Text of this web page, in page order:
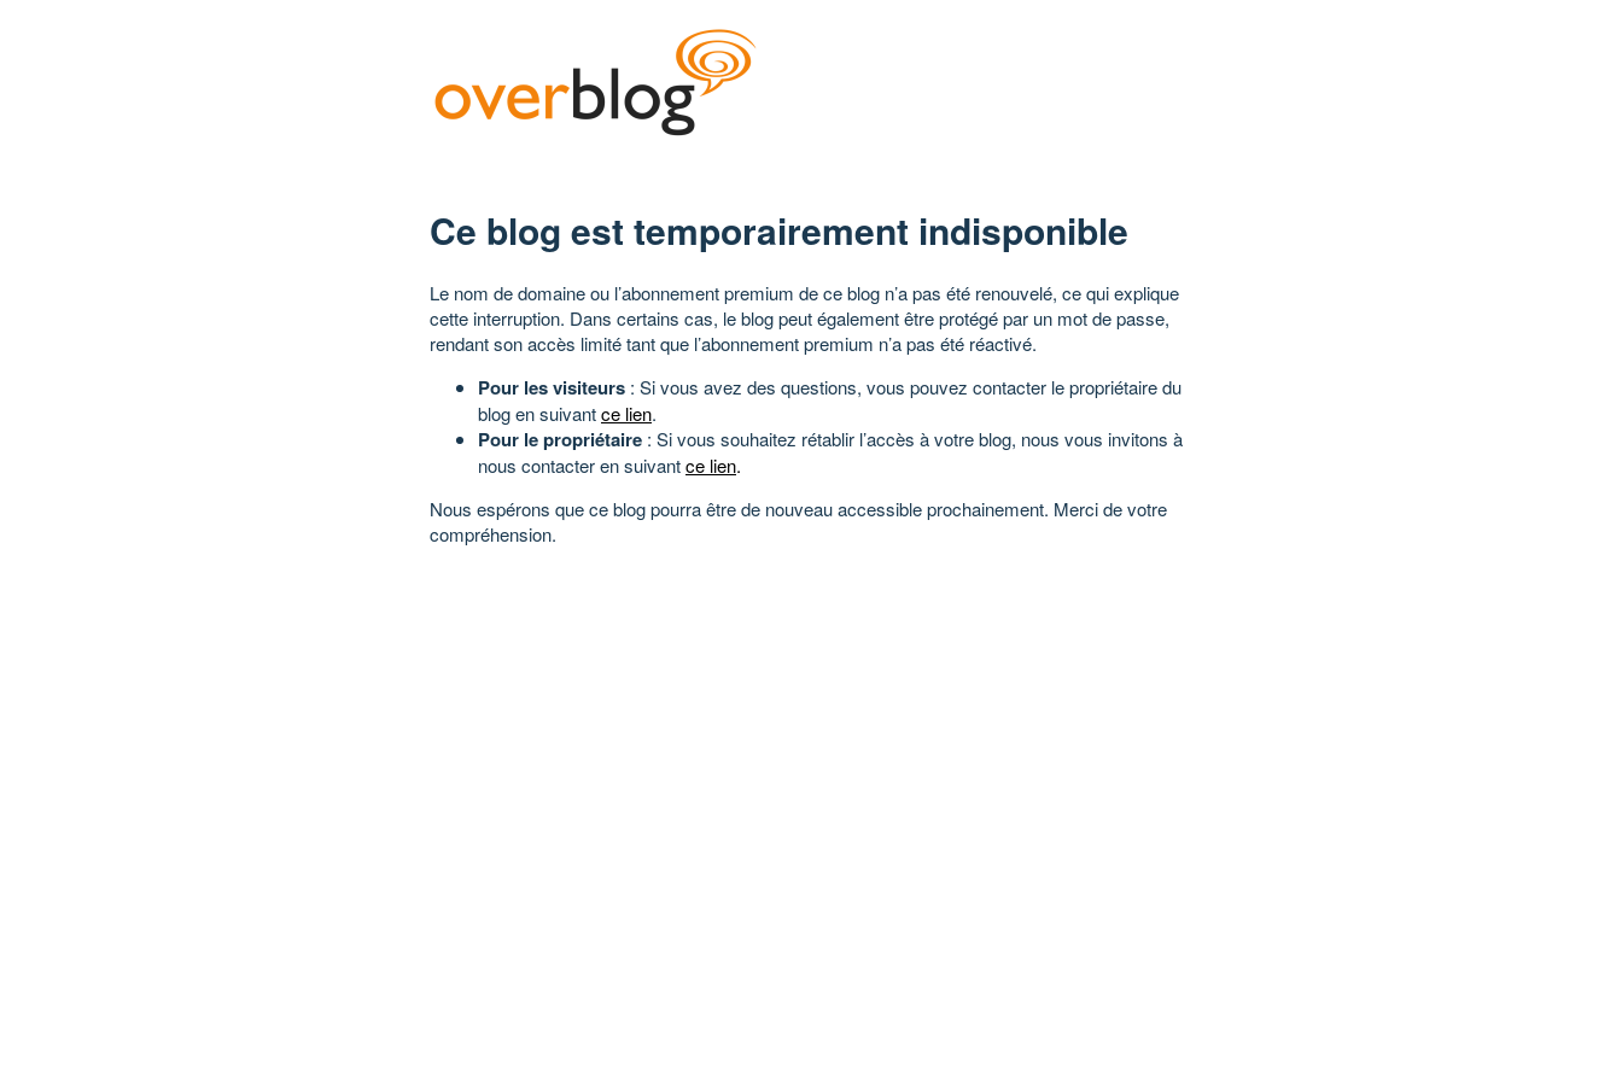
Ce blog est temporairement indisponible
Le nom de domaine ou l’abonnement premium de ce blog n’a pas été renouvelé, ce qui explique
cette interruption. Dans certains cas, le blog peut également être protégé par un mot de passe,
rendant son accès limité tant que l’abonnement premium n’a pas été réactivé.
Pour les visiteurs : Si vous avez des questions, vous pouvez contacter le propriétaire du
blog en suivantce lien.
Pour le propriétaire : Si vous souhaitez rétablir l’accès à votre blog, nous vous invitons à
nous contacter en suivantce lien.
Nous espérons que ce blog pourra être de nouveau accessible prochainement. Merci de votre
compréhension.